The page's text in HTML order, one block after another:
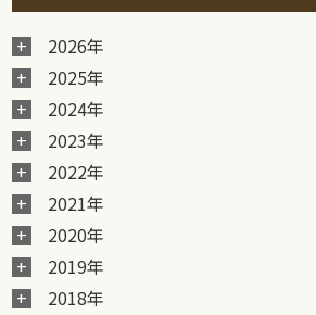
2026年
2025年
2024年
2023年
2022年
2021年
2020年
2019年
2018年